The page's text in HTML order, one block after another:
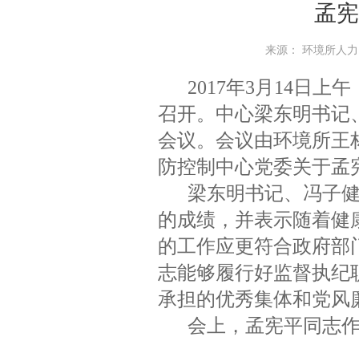
孟
来源： 环境所人
2017年3月14日上
召开。中心梁东明书记
会议。会议由环境所王
防控制中心党委关于
梁东明书记、冯子
的成绩，并表示随着健
的工作应更符合政府部
志能够履行好监督执纪
承担的优秀集体和党风
会上，孟宪平同志